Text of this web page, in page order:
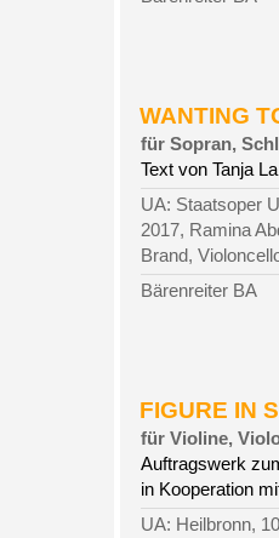
WANTING
für Sopran,
Text von Tanja
UA: Staatsoper
2017, Ramina
Brand,
Bärenreiter BA
FIGURE IN
für Violine,
Auftragswerk
in Kooperation
UA: Heilbronn,